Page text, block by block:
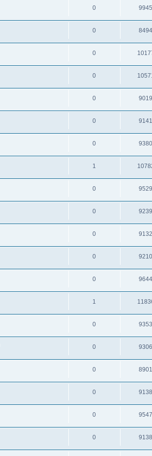
0 9945
0 8494
0
0
0 9019
0 9141
0 9380
1
0 9529
0 9239
0 9132
0 9210
0 9644
1
0 9353
0 9306
0 8901
0 9138
0 9547
0 9138